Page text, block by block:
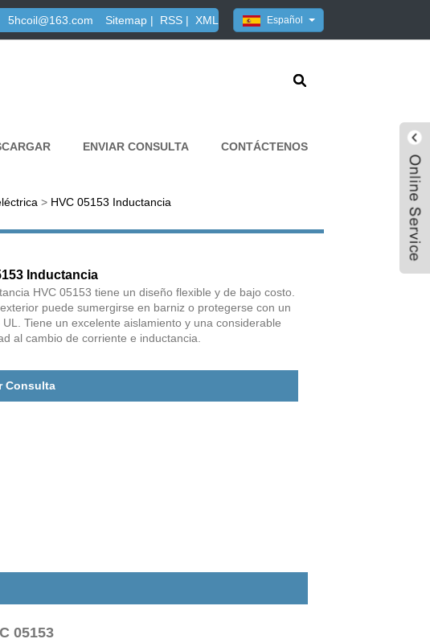
Español
5hcoil@163.com Sitemap | RSS | XML
ENVIAR CONSULTA CONTÁCTENOS
> HVC 05153 Inductancia
Inductancia
HVC 05153 tiene un diseño flexible y de bajo costo.
puede sumergirse en barniz o protegerse con un
UL. Tiene un excelente aislamiento y una considerable
al cambio de corriente e inductancia.
Consulta
05153